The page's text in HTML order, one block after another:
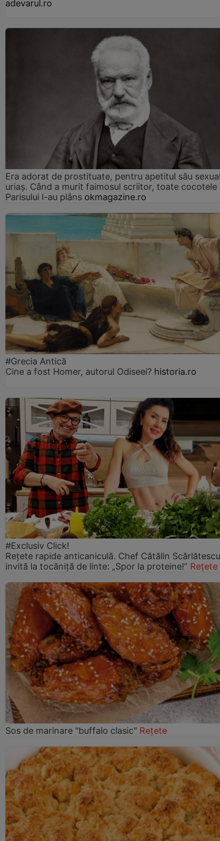
adevarul.ro
Era adorat de prostituate, pentru apetitul său
uriaș. Când a murit faimosul scriitor, toate cocotele
Parisului l-au plâns okmagazine.ro
#Grecia Antică
Cine a fost Homer, autorul Odiseei? historia.ro
#Exclusiv Click!
Rețete rapide anticaniculă. Chef Cătălin
invită la tocăniță de linte: „Spor la proteine!” Rețete
Sos de marinare "buffalo clasic" Rețete